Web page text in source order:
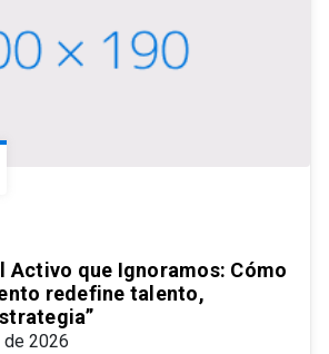
Activo que Ignoramos: Cómo
redefine talento,
2026